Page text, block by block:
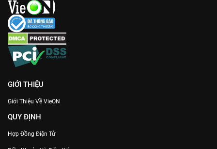
GIỚI THIỆU
Giới Thiệu Về VieON
QUY ĐỊNH
Hợp Đồng Điện Tử